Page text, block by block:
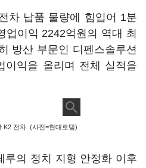
차 납품 물량에 힘입어 1분
업이익 2242억원의 역대 최
방산 부문인 디펜스솔루션
이익을 올리며 전체 실적을
K2 전차. (사진=현대로템)
루의 정치 지형 안정화 이후